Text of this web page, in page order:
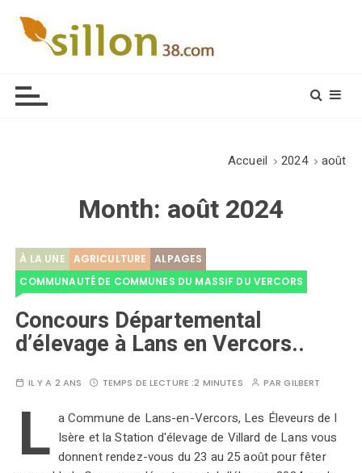
Accueil 2024 août
Month: août 2024
À LA UNE AGRICULTURE
ALPAGES
COMMUNAUTÉ DE COMMUNES DU MASSIF DU VERCORS
Concours Départemental
d’élevage à Lans en Vercors..
IL Y A 2 ANS TEMPS DE LECTURE :2 MINUTES PARGILBERT
L a Commune de Lans-en-Vercors, Les Éleveurs de l
Isère et la Station d'élevage de Villard de Lans vous
donnent rendez-vous du 23 au 25 août pour fêter